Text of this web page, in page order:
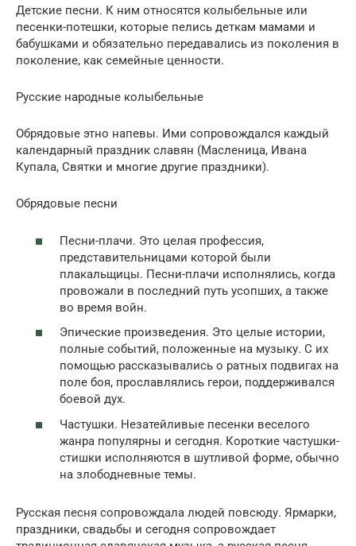
Детские песни. К ним относятся колыбельные или
песенки-потешки, которые пелись деткам мамами и
бабушками и обязательно передавались из поколения в
поколение, как семейные ценности.
Русские народные колыбельные
Обрядовые этно напевы. Ими сопровождался каждый
календарный праздник славян (Масленица, Ивана
Купала, Святки и многие другие праздники).
Обрядовые песни
Песни-плачи. Это целая профессия,
представительницами которой были
плакальщицы. Песни-плачи исполнялись, когда
провожали в последний путь усопших, а также
во время войн.
Эпические произведения. Это целые истории,
полные событий, положенные на музыку. С их
помощью рассказывались о ратных подвигах на
поле боя, прославлялись герои, поддерживался
боевой дух.
Частушки. Незатейливые песенки веселого
жанра популярны и сегодня. Короткие частушки-
стишки исполняются в шутливой форме, обычно
на злободневные темы.
Русская песня сопровождала людей повсюду. Ярмарки,
праздники, свадьбы и сегодня сопровождает